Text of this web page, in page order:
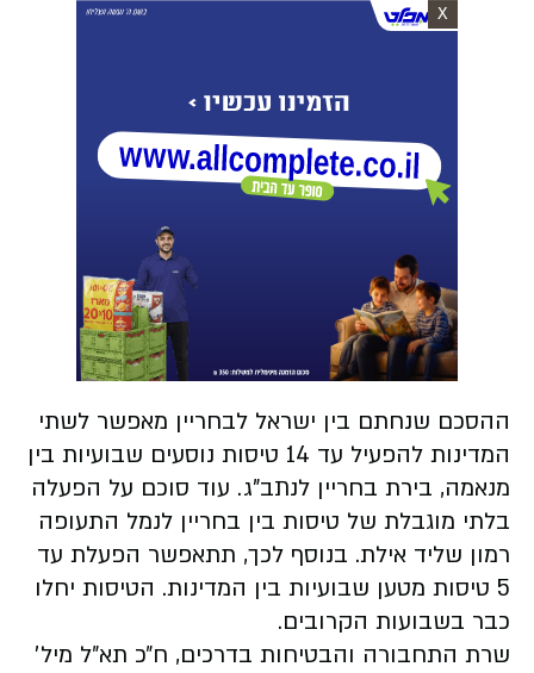
X
ההסכם שנחתם בין ישראל לבחריין מאפשר לשתי
המדינות להפעיל עד 14 טיסות נוסעים שבועיות בין
מנאמה, בירת בחריין לנתב"ג. עוד סוכם על הפעלה
בלתי מוגבלת של טיסות בין בחריין לנמל התעופה
רמון שליד אילת. בנוסף לכך, תתאפשר הפעלת עד
5 טיסות מטען שבועיות בין המדינות. הטיסות יחלו
כבר בשבועות הקרובים.
שרת התחבורה והבטיחות בדרכים, ח״כ תא״ל מיל׳